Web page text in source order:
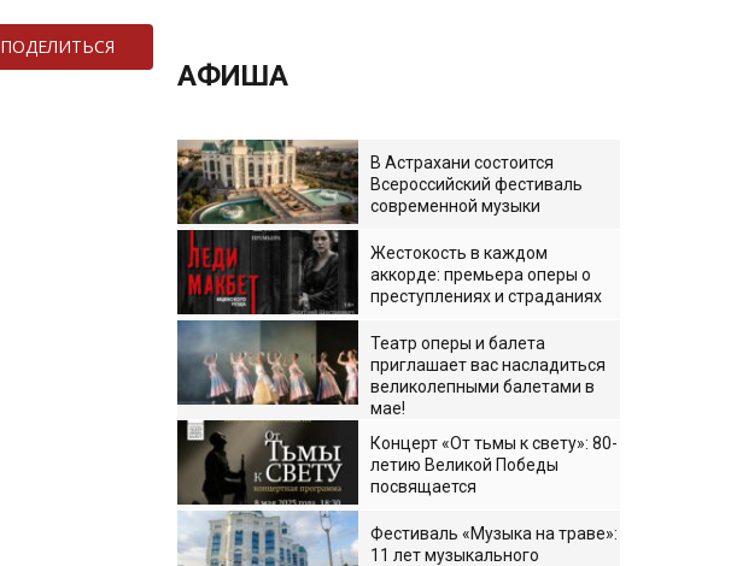
ПОДЕЛИТЬСЯ
АФИША
В Астрахани состоится
Всероссийский фестиваль
современной музыки
Жестокость в каждом
аккорде: премьера оперы о
преступлениях и страданиях
Театр оперы и балета
приглашает вас насладиться
великолепными балетами в
мае!
Концерт «От тьмы к свету»: 80-
летию Великой Победы
посвящается
Фестиваль «Музыка на траве»:
11 лет музыкального